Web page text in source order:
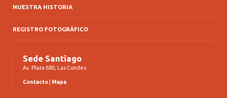
NUESTRA HISTORIA
REGISTRO FOTOGRÁFICO
Sede Santiago
Av. Plaza 680, Las Condes
Contacto Mapa